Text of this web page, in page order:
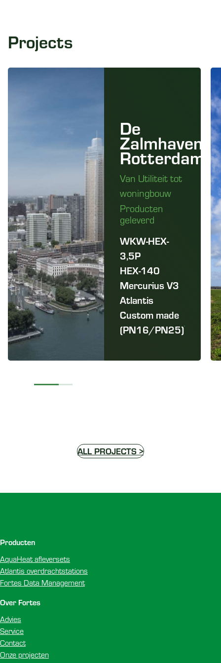
Projects
De
Zalmhaven
Rotterdam
Van Utiliteit tot
woningbouw
Producten
geleverd
WKW-HEX-
3,5P
HEX-140
Mercurius V3
Atlantis
Custom made
(PN16/PN25)
ALL PROJECTS >
Producten
AquaHeat afleversets
Atlantis overdrachtstations
Fortes Data Management
Over Fortes
Advies
Service
Contact
Onze projecten